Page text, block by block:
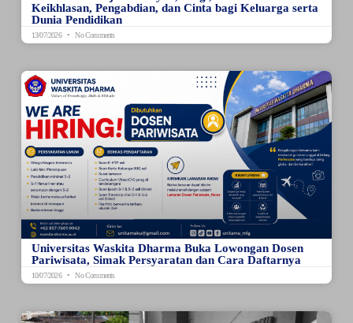
Keikhlasan, Pengabdian, dan Cinta bagi Keluarga serta
Dunia Pendidikan
13/07/2026 No Comments
Universitas Waskita Dharma Buka Lowongan Dosen
Pariwisata, Simak Persyaratan dan Cara Daftarnya
10/07/2026 No Comments